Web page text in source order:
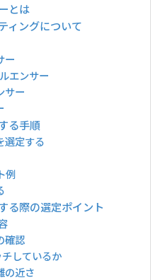
とは
ィングについて
ー
エンサー
サー
る手順
定する
例
る際の選定ポイント
確認
しているか
の近さ